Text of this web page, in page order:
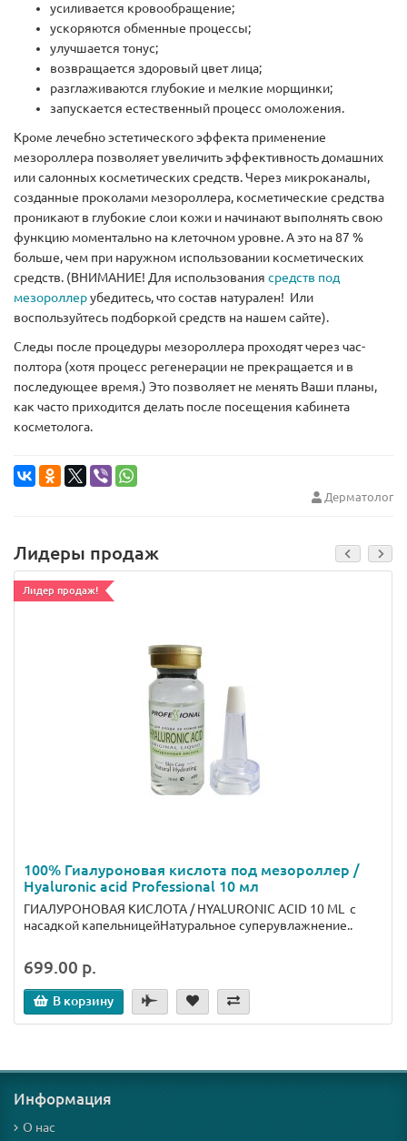
усиливается кровообращение;
ускоряются обменные процессы;
улучшается тонус;
возвращается здоровый цвет лица;
разглаживаются глубокие и мелкие морщинки;
запускается естественный процесс омоложения.
Кроме лечебно эстетического эффекта применение
мезороллера позволяет увеличить эффективность домашних
или салонных косметических средств. Через микроканалы,
созданные проколами мезороллера, косметические средства
проникают в глубокие слои кожи и начинают выполнять свою
функцию моментально на клеточном уровне. А это на 87 %
больше, чем при наружном использовании косметических
средств. (ВНИМАНИЕ! Для использования средств под
мезороллерубедитесь, что состав натурален! Или
воспользуйтесь подборкой средств на нашем сайте).
Следы после процедуры мезороллера проходят через час-
полтора (хотя процесс регенерации не прекращается и в
последующее время.) Это позволяет не менять Ваши планы,
как часто приходится делать после посещения кабинета
косметолога.
Дерматолог
Лидеры продаж
Лидер продаж!
100% Гиалуроновая кислота под мезороллер /
Hyaluronic acid Professional 10 мл
ГИАЛУРОНОВАЯ КИСЛОТА / HYALURONIC ACID 10 ML с
насадкой капельницейНатуральное суперувлажнение..
699.00 р.
В корзину
Информация
О нас